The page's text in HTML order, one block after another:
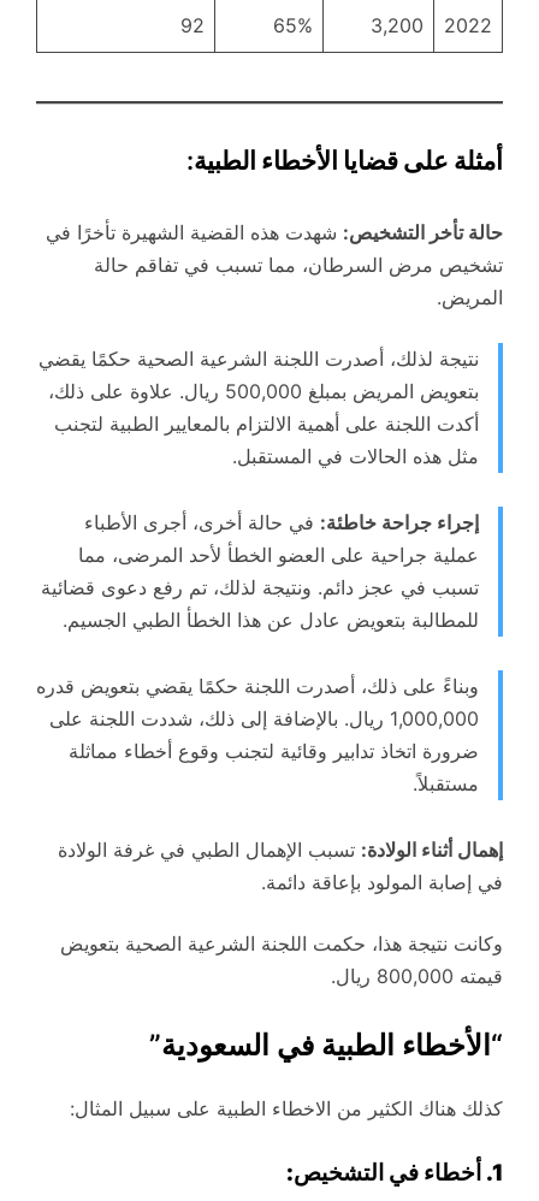
2022
3,200
65%
92
أمثلة على قضايا الأخطاء الطبية:
حالة تأخر التشخيص: شهدت هذه القضية الشهيرة تأخرًا في
تشخيص مرض السرطان، مما تسبب في تفاقم حالة
المريض.
نتيجة لذلك، أصدرت اللجنة الشرعية الصحية حكمًا يقضي
بتعويض المريض بمبلغ 500,000 ريال. علاوة على ذلك،
أكدت اللجنة على أهمية الالتزام بالمعايير الطبية لتجنب
مثل هذه الحالات في المستقبل.
إجراء جراحة خاطئة: في حالة أخرى، أجرى الأطباء
عملية جراحية على العضو الخطأ لأحد المرضى، مما
تسبب في عجز دائم. ونتيجة لذلك، تم رفع دعوى قضائية
للمطالبة بتعويض عادل عن هذا الخطأ الطبي الجسيم.
وبناءً على ذلك، أصدرت اللجنة حكمًا يقضي بتعويض قدره
1,000,000 ريال. بالإضافة إلى ذلك، شددت اللجنة على
ضرورة اتخاذ تدابير وقائية لتجنب وقوع أخطاء مماثلة
مستقبلاً.
إهمال أثناء الولادة: تسبب الإهمال الطبي في غرفة الولادة
في إصابة المولود بإعاقة دائمة.
وكانت نتيجة هذا، حكمت اللجنة الشرعية الصحية بتعويض
قيمته 800,000 ريال.
“الأخطاء الطبية في السعودية”
كذلك هناك الكثير من الاخطاء الطبية على سبيل المثال:
1. أخطاء في التشخيص: